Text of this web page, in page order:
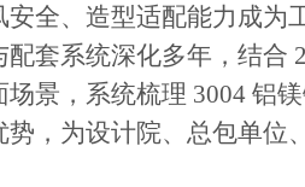
全、造型适配能力成为
套系统深化多年，结合
景，系统梳理 3004 铝
，为设计院、总包单位